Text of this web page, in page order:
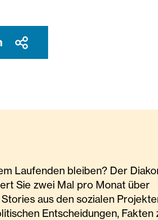
Laufenden bleiben? Der
Sie zwei Mal pro Monat über
aus den sozialen
Entscheidungen, Fakten